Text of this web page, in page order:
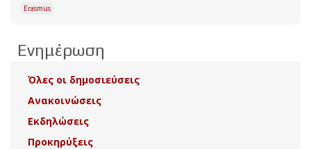
Erasmus
Ενημέρωση
Όλες οι δημοσιεύσεις
Ανακοινώσεις
Εκδηλώσεις
Προκηρύξεις